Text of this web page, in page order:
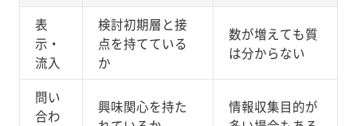
表
示・
流入
検討初期層と接
点を持てている
か
数が増えても質
は分からない
問い
合わ
興味関心を持た
情報収集目的が